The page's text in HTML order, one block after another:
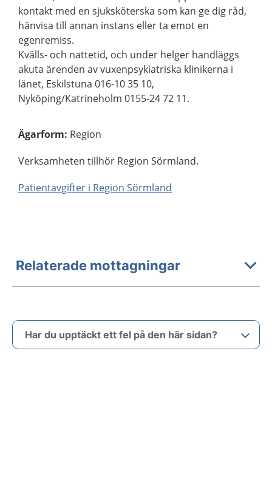
kontakt med en sjuksköterska som kan ge dig råd,
hänvisa till annan instans eller ta emot en
egenremiss.
Kvälls- och nattetid, och under helger handläggs
akuta ärenden av vuxenpsykiatriska klinikerna i
länet, Eskilstuna 016-10 35 10,
Nyköping/Katrineholm 0155-24 72 11.
Ägarform: Region
Verksamheten tillhör Region Sörmland.
Patientavgifter i Region Sörmland
Relaterade mottagningar
Har du upptäckt ett fel på den här sidan?